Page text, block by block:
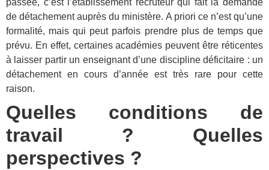
passée, c’est l’établissement recruteur qui fait la demande
de détachement auprès du ministère. A priori ce n’est qu’une
formalité, mais qui peut parfois prendre plus de temps que
prévu. En effet, certaines académies peuvent être réticentes
à laisser partir un enseignant d’une discipline déficitaire : un
détachement en cours d’année est très rare pour cette
raison.
Quelles conditions de
travail ? Quelles
perspectives ?